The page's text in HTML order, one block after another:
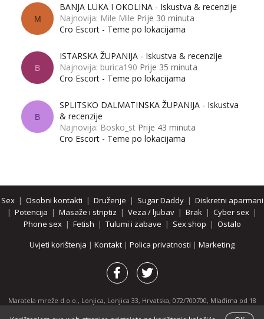
M
BANJA LUKA I OKOLINA - Iskustva & recenzije
Najnovija: Mile Mile Prije 30 minuta
Cro Escort - Teme po lokacijama
B
ISTARSKA ŽUPANIJA - Iskustva & recenzije
Najnovija: burica190 Prije 35 minuta
Cro Escort - Teme po lokacijama
B
SPLITSKO DALMATINSKA ŽUPANIJA - Iskustva
& recenzije
Najnovija: Bosko_st Prije 43 minuta
Cro Escort - Teme po lokacijama
Sex| Osobni kontakti | Druženje | Sugar Daddy| Diskretni aparmani
| Potencija | Masaže i striptiz | Veza / ljubav | Brak | Cyber sex |
Phone sex| Fetish | Tulumi i zabave | Sex shop | Ostalo
Uvjeti korištenja | Kontakt | Polica privatnosti | Marketing
Maratela mreže d.o.o., Lonjica, Lonjica 33, Hrvatska, 072/700700, Mlađima od 18